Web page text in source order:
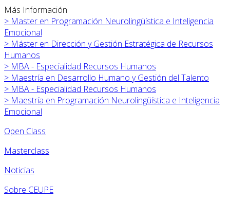
Más Información
> Master en Programación Neurolingüística e Inteligencia
Emocional
> Máster en Dirección y Gestión Estratégica de Recursos
Humanos
> MBA - Especialidad Recursos Humanos
> Maestría en Desarrollo Humano y Gestión del Talento
> MBA - Especialidad Recursos Humanos
> Maestría en Programación Neurolingüística e Inteligencia
Emocional
Open Class
Masterclass
Noticias
Sobre CEUPE